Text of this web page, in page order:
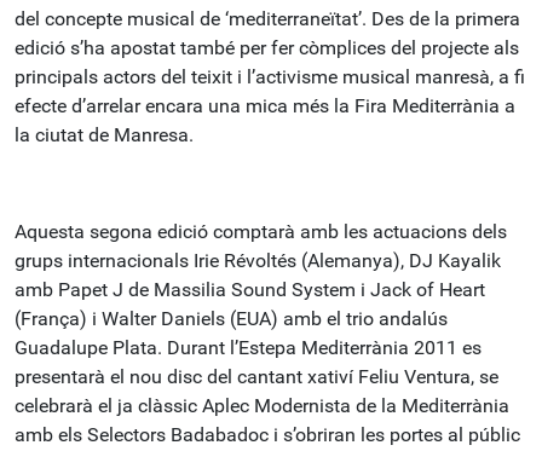
del concepte musical de ‘mediterraneïtat’. Des de la primera
edició s’ha apostat també per fer còmplices del projecte als
principals actors del teixit i l’activisme musical manresà, a fi
efecte d’arrelar encara una mica més la Fira Mediterrània a
la ciutat de Manresa.
Aquesta segona edició comptarà amb les actuacions dels
grups internacionals Irie Révoltés (Alemanya), DJ Kayalik
amb Papet J de Massilia Sound System i Jack of Heart
(França) i Walter Daniels (EUA) amb el trio andalús
Guadalupe Plata. Durant l’Estepa Mediterrània 2011 es
presentarà el nou disc del cantant xativí Feliu Ventura, se
celebrarà el ja clàssic Aplec Modernista de la Mediterrània
amb els Selectors Badabadoc i s’obriran les portes al públic